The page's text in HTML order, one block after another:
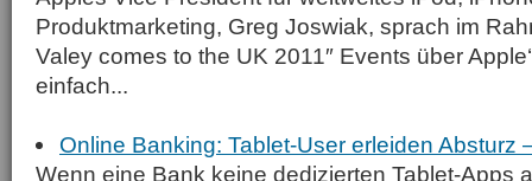
Produktmarketing, Greg Joswiak, sprach im
Valey comes to the UK 2011″ Events über
einfach...
Online Banking: Tablet-User erleiden Absturz
Wenn eine Bank keine dedizierten Tablet-Apps